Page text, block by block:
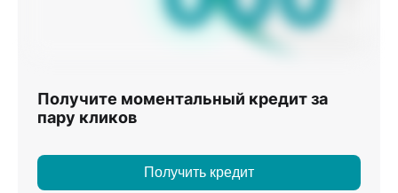
Получите моментальный кредит за
пару кликов
Получить кредит